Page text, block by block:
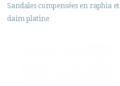
Sandales compensées en raphia et
daim platine